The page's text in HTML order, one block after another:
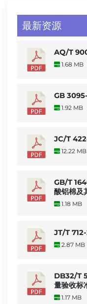
最新资源
AQ/T
1.68 MB
GB
1.92 MB
JC/T
12.22 MB
GB/T
酸铝棉及
1.18 MB
JT/T
2.87 MB
DB32/T
量验收标
1.17 MB